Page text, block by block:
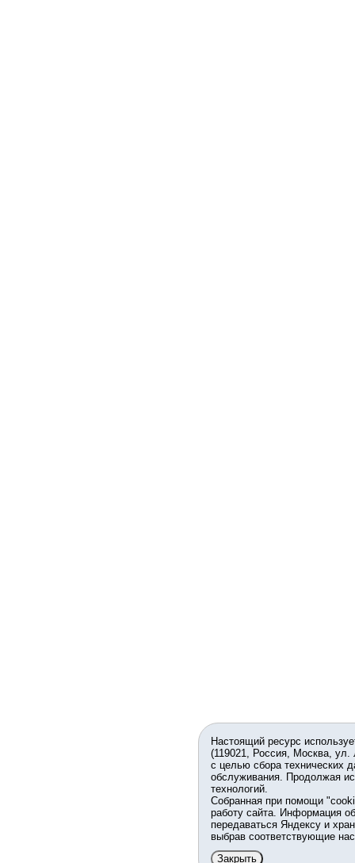
Настоящий ресурс
(119021, Россия, Москва,
с целью сбора технических
обслуживания. Продолжая
технологий.
Собранная при помощи
работу сайта. Информация
передаваться Яндексу и
выбрав соответствующие
Закрыть